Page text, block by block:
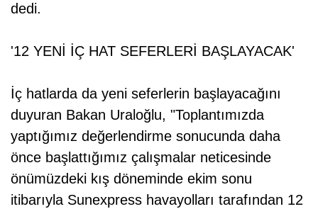
dedi.
'12 YENİ İÇ HAT SEFERLERİ BAŞLAYACAK'
İç hatlarda da yeni seferlerin başlayacağını
duyuran Bakan Uraloğlu, "Toplantımızda
yaptığımız değerlendirme sonucunda daha
önce başlattığımız çalışmalar neticesinde
önümüzdeki kış döneminde ekim sonu
itibarıyla Sunexpress havayolları tarafından 12